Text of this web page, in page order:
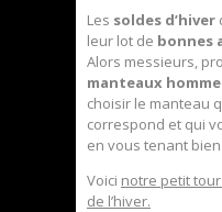
Les soldes d’hiver
leur lot de bonnes
Alors messieurs,
manteaux homme
choisir le manteau
correspond et qui
en vous tenant
Voici notre petit
de l’hiver.